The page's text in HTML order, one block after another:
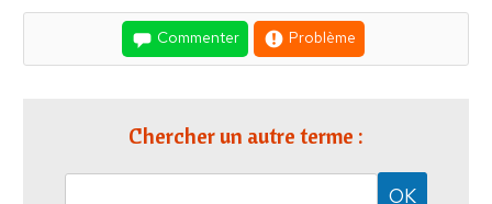
Commenter Problème
Chercher un autre terme :